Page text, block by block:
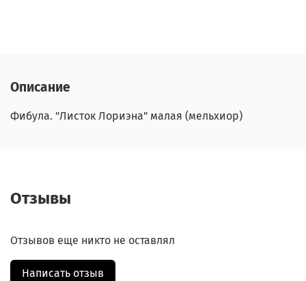
Описание
Фибула. "Листок Лориэна" малая (мельхиор)
Отзывы
Отзывов еще никто не оставлял
Написать отзыв